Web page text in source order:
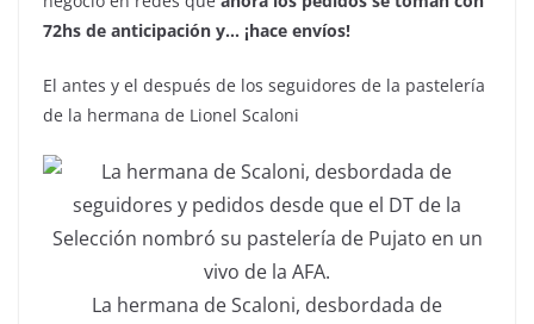
72hs de anticipación y… ¡hace envíos!
El antes y el después de los seguidores de la pastelería
de la hermana de Lionel Scaloni
La hermana de Scaloni, desbordada de